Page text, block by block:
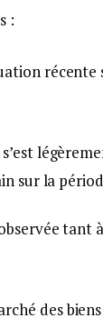
:
récente
sur la
tant
des